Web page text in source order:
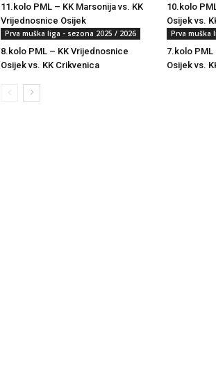
11.kolo PML – KK Marsonija vs. KK
Vrijednosnice Osijek
10.kolo
Osijek vs.
Prva muška liga - sezona 2025 / 2026
8.kolo PML – KK Vrijednosnice
Osijek vs. KK Crikvenica
Prva muška
7.kolo
Osijek vs.